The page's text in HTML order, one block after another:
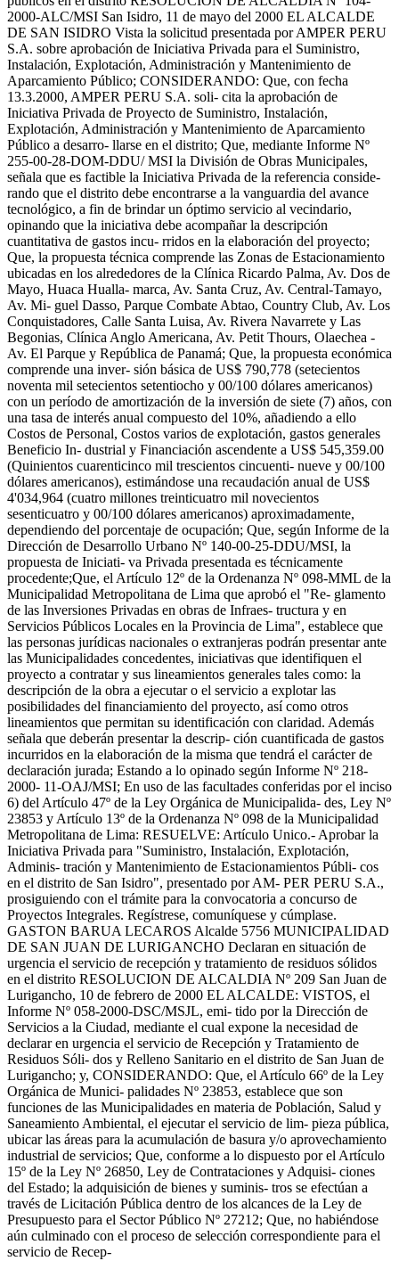
2000-ALC/MSI San Isidro, 11 de mayo del 2000 EL ALCALDE
DE SAN ISIDRO Vista la solicitud presentada por AMPER PERU
S.A. sobre aprobación de Iniciativa Privada para el Suministro,
Instalación, Explotación, Administración y Mantenimiento de
Aparcamiento Público; CONSIDERANDO: Que, con fecha
13.3.2000, AMPER PERU S.A. soli- cita la aprobación de
Iniciativa Privada de Proyecto de Suministro, Instalación,
Explotación, Administración y Mantenimiento de Aparcamiento
Público a desarro- llarse en el distrito; Que, mediante Informe Nº
255-00-28-DOM-DDU/ MSI la División de Obras Municipales,
señala que es factible la Iniciativa Privada de la referencia conside-
rando que el distrito debe encontrarse a la vanguardia del avance
tecnológico, a fin de brindar un óptimo servicio al vecindario,
opinando que la iniciativa debe acompañar la descripción
cuantitativa de gastos incu- rridos en la elaboración del proyecto;
Que, la propuesta técnica comprende las Zonas de Estacionamiento
ubicadas en los alrededores de la Clínica Ricardo Palma, Av. Dos de
Mayo, Huaca Hualla- marca, Av. Santa Cruz, Av. Central-Tamayo,
Av. Mi- guel Dasso, Parque Combate Abtao, Country Club, Av. Los
Conquistadores, Calle Santa Luisa, Av. Rivera Navarrete y Las
Begonias, Clínica Anglo Americana, Av. Petit Thours, Olaechea -
Av. El Parque y República de Panamá; Que, la propuesta económica
comprende una inver- sión básica de US$ 790,778 (setecientos
noventa mil setecientos setentiocho y 00/100 dólares americanos)
con un período de amortización de la inversión de siete (7) años, con
una tasa de interés anual compuesto del 10%, añadiendo a ello
Costos de Personal, Costos varios de explotación, gastos generales
Beneficio In- dustrial y Financiación ascendente a US$ 545,359.00
(Quinientos cuarenticinco mil trescientos cincuenti- nueve y 00/100
dólares americanos), estimándose una recaudación anual de US$
4'034,964 (cuatro millones treinticuatro mil novecientos
sesenticuatro y 00/100 dólares americanos) aproximadamente,
dependiendo del porcentaje de ocupación; Que, según Informe de la
Dirección de Desarrollo Urbano Nº 140-00-25-DDU/MSI, la
propuesta de Iniciati- va Privada presentada es técnicamente
procedente;Que, el Artículo 12º de la Ordenanza Nº 098-MML de la
Municipalidad Metropolitana de Lima que aprobó el "Re- glamento
de las Inversiones Privadas en obras de Infraes- tructura y en
Servicios Públicos Locales en la Provincia de Lima", establece que
las personas jurídicas nacionales o extranjeras podrán presentar ante
las Municipalidades concedentes, iniciativas que identifiquen el
proyecto a contratar y sus lineamientos generales tales como: la
descripción de la obra a ejecutar o el servicio a explotar las
posibilidades del financiamiento del proyecto, así como otros
lineamientos que permitan su identificación con claridad. Además
señala que deberán presentar la descrip- ción cuantificada de gastos
incurridos en la elaboración de la misma que tendrá el carácter de
declaración jurada; Estando a lo opinado según Informe Nº 218-
2000- 11-OAJ/MSI; En uso de las facultades conferidas por el inciso
6) del Artículo 47º de la Ley Orgánica de Municipalida- des, Ley Nº
23853 y Artículo 13º de la Ordenanza Nº 098 de la Municipalidad
Metropolitana de Lima: RESUELVE: Artículo Unico.- Aprobar la
Iniciativa Privada para "Suministro, Instalación, Explotación,
Adminis- tración y Mantenimiento de Estacionamientos Públi- cos
en el distrito de San Isidro", presentado por AM- PER PERU S.A.,
prosiguiendo con el trámite para la convocatoria a concurso de
Proyectos Integrales. Regístrese, comuníquese y cúmplase.
GASTON BARUA LECAROS Alcalde 5756 MUNICIPALIDAD
DE SAN JUAN DE LURIGANCHO Declaran en situación de
urgencia el servicio de recepción y tratamiento de residuos sólidos
en el distrito RESOLUCION DE ALCALDIA Nº 209 San Juan de
Lurigancho, 10 de febrero de 2000 EL ALCALDE: VISTOS, el
Informe Nº 058-2000-DSC/MSJL, emi- tido por la Dirección de
Servicios a la Ciudad, mediante el cual expone la necesidad de
declarar en urgencia el servicio de Recepción y Tratamiento de
Residuos Sóli- dos y Relleno Sanitario en el distrito de San Juan de
Lurigancho; y, CONSIDERANDO: Que, el Artículo 66º de la Ley
Orgánica de Munici- palidades Nº 23853, establece que son
funciones de las Municipalidades en materia de Población, Salud y
Saneamiento Ambiental, el ejecutar el servicio de lim- pieza pública,
ubicar las áreas para la acumulación de basura y/o aprovechamiento
industrial de servicios; Que, conforme a lo dispuesto por el Artículo
15º de la Ley Nº 26850, Ley de Contrataciones y Adquisi- ciones
del Estado; la adquisición de bienes y suminis- tros se efectúan a
través de Licitación Pública dentro de los alcances de la Ley de
Presupuesto para el Sector Público Nº 27212; Que, no habiéndose
aún culminado con el proceso de selección correspondiente para el
servicio de Recep-